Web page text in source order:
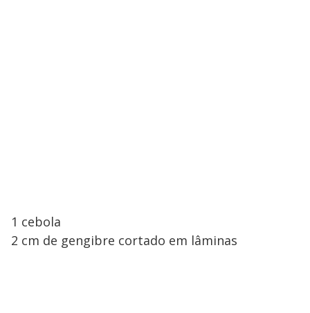
1 cebola
2 cm de gengibre cortado em lâminas